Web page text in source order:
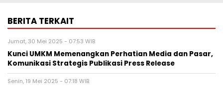
BERITA TERKAIT
Jumat, 30 Mei 2025 - 07:53 WIB
Kunci UMKM Memenangkan Perhatian Media dan Pasar,
Komunikasi Strategis Publikasi Press Release
Senin, 19 Mei 2025 - 07:18 WIB